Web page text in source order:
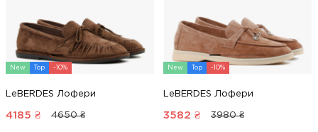
New Top -10%
LeBERDES Лофери
4185 ₴ 4650 ₴
New Top -10%
LeBERDES Лофери
3582 ₴ 3980 ₴